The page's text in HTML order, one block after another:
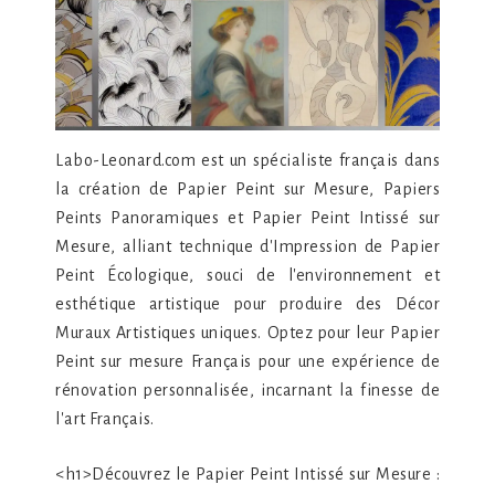
Labo-Leonard.com est un spécialiste français dans
la création de Papier Peint sur Mesure, Papiers
Peints Panoramiques et Papier Peint Intissé sur
Mesure, alliant technique d'Impression de Papier
Peint Écologique, souci de l'environnement et
esthétique artistique pour produire des Décor
Muraux Artistiques uniques. Optez pour leur Papier
Peint sur mesure Français pour une expérience de
rénovation personnalisée, incarnant la finesse de
l'art Français.
<h1>Découvrez le Papier Peint Intissé sur Mesure :